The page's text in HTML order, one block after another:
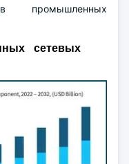
промышленных
сетевых